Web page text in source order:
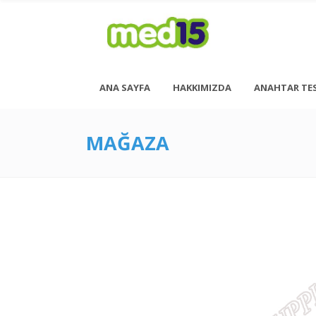
Pazartesi - Cuma 08:00 - 18:00
<h6 style= “font-size: 13px; font-weight: 600;
ANA SAYFA HAKKIMIZDA ANAHTAR
MAĞAZA